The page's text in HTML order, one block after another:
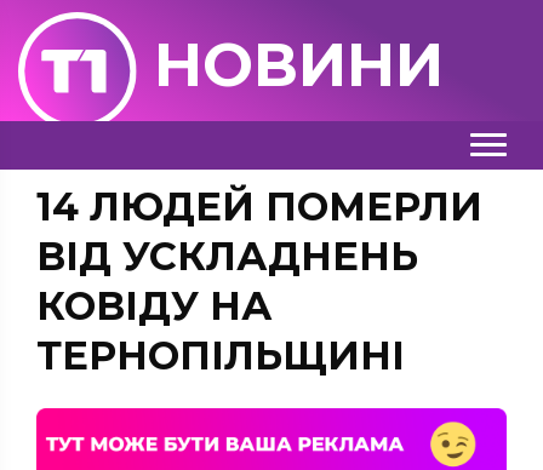
НОВИНИ
14 ЛЮДЕЙ ПОМЕРЛИ
ВІД УСКЛАДНЕНЬ
КОВІДУ НА
ТЕРНОПІЛЬЩИНІ